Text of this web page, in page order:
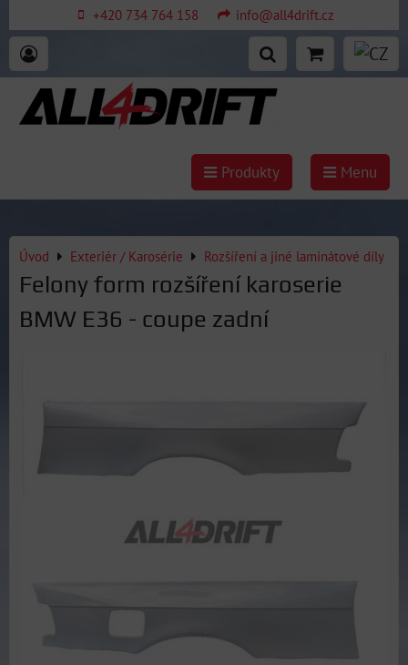
+420 734 764 158 info@all4drift.cz
Produkty Menu
Úvod Exteriér / Karosérie Rozšíření a jiné laminátové díly
Felony form rozšíření karoserie
BMW E36 - coupe zadní